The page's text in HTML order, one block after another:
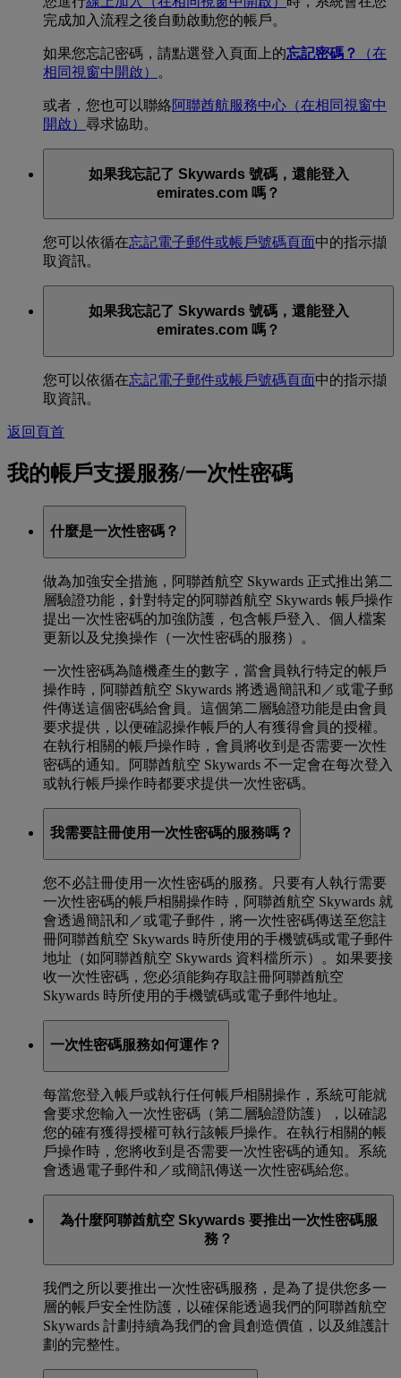
完成加入流程之後自動啟動您的帳戶。
如果您忘記密碼，請點選登入頁面上的忘記密碼？
（在
相同視窗中開啟）
。
或者，您也可以聯絡阿聯酋航服務中心 （在相同視窗中
開啟） 尋求協助。
如果我忘記了 Skywards 號碼，還能登入
emirates.com 嗎？
您可以依循在忘記電子郵件或帳戶號碼頁面中的指示擷
取資訊。
如果我忘記了 Skywards 號碼，還能登入
emirates.com 嗎？
您可以依循在忘記電子郵件或帳戶號碼頁面中的指示擷
取資訊。
返回頁首
我的帳戶支援服務/一次性密碼
什麼是一次性密碼？
做為加強安全措施，阿聯酋航空 Skywards 正式推出第二
層驗證功能，針對特定的阿聯酋航空 Skywards 帳戶操作
提出一次性密碼的加強防護，包含帳戶登入、個人檔案
更新以及兌換操作（一次性密碼的服務）。
一次性密碼為隨機產生的數字，當會員執行特定的帳戶
操作時，阿聯酋航空 Skywards 將透過簡訊和／或電子郵
件傳送這個密碼給會員。這個第二層驗證功能是由會員
要求提供，以便確認操作帳戶的人有獲得會員的授權。
在執行相關的帳戶操作時，會員將收到是否需要一次性
密碼的通知。阿聯酋航空 Skywards 不一定會在每次登入
或執行帳戶操作時都要求提供一次性密碼。
我需要註冊使用一次性密碼的服務嗎？
您不必註冊使用一次性密碼的服務。只要有人執行需要
一次性密碼的帳戶相關操作時，阿聯酋航空 Skywards 就
會透過簡訊和／或電子郵件，將一次性密碼傳送至您註
冊阿聯酋航空 Skywards 時所使用的手機號碼或電子郵件
地址（如阿聯酋航空 Skywards 資料檔所示）。如果要接
收一次性密碼，您必須能夠存取註冊阿聯酋航空
Skywards 時所使用的手機號碼或電子郵件地址。
一次性密碼服務如何運作？
每當您登入帳戶或執行任何帳戶相關操作，系統可能就
會要求您輸入一次性密碼（第二層驗證防護），以確認
您的確有獲得授權可執行該帳戶操作。在執行相關的帳
戶操作時，您將收到是否需要一次性密碼的通知。系統
會透過電子郵件和／或簡訊傳送一次性密碼給您。
為什麼阿聯酋航空 Skywards 要推出一次性密碼服
務？
我們之所以要推出一次性密碼服務，是為了提供您多一
層的帳戶安全性防護，以確保能透過我們的阿聯酋航空
Skywards 計劃持續為我們的會員創造價值，以及維護計
劃的完整性。